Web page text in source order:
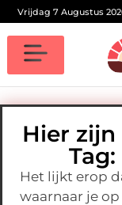
Vrijdag 7 Augustus
Hier
Het lijkt erop
waarnaar je